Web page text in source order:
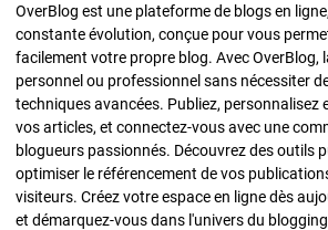
OverBlog est une plateforme de blogs en
constante évolution, conçue pour vous
facilement votre propre blog. Avec OverBlog,
personnel ou professionnel sans nécessiter
techniques avancées. Publiez, personnalisez
vos articles, et connectez-vous avec une
blogueurs passionnés. Découvrez des outils
optimiser le référencement de vos
visiteurs. Créez votre espace en ligne dès
et démarquez-vous dans l'univers du